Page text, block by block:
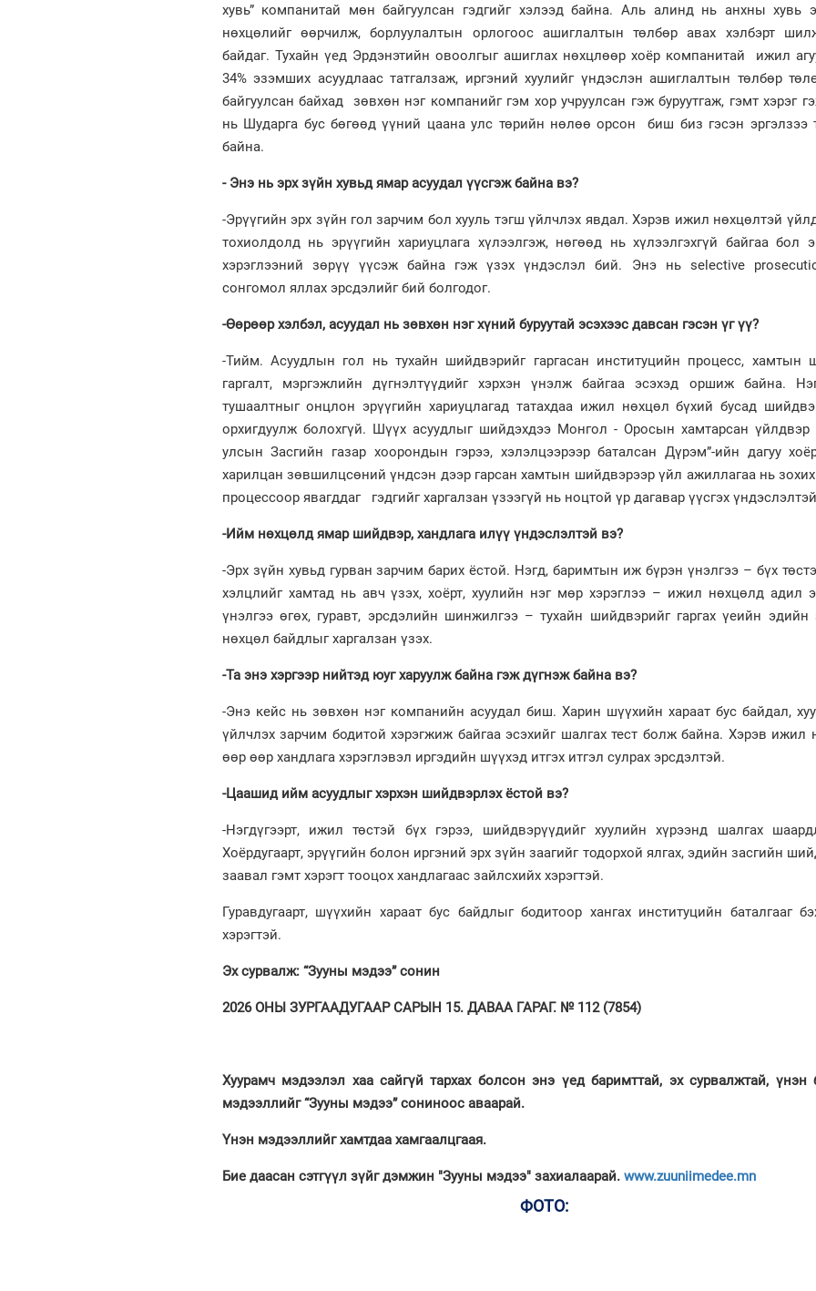
хувь” компанитай мөн байгуулсан гэдгийг хэлээд байна. Аль алинд нь анхны хувь
нөхцөлийг өөрчилж, борлуулалтын орлогоос ашиглалтын төлбөр авах хэлбэрт
байдаг. Тухайн үед Эрдэнэтийн овоолгыг ашиглах нөхцлөөр хоёр компанитай ижил
34% эзэмших асуудлаас татгалзаж, иргэний хуулийг үндэслэн ашиглалтын төлбөр
байгуулсан байхад зөвхөн нэг компанийг гэм хор учруулсан гэж буруутгаж, гэмт хэрэг
нь Шударга бус бөгөөд үүний цаана улс төрийн нөлөө орсон биш биз гэсэн эргэлзээ
байна.
- Энэ нь эрх зүйн хувьд ямар асуудал үүсгэж байна вэ?
-Эрүүгийн эрх зүйн гол зарчим бол хууль тэгш үйлчлэх явдал. Хэрэв ижил нөхцөлтэй
тохиолдолд нь эрүүгийн хариуцлага хүлээлгэж, нөгөөд нь хүлээлгэхгүй байгаа бол
хэрэглээний зөрүү үүсэж байна гэж үзэх үндэслэл бий. Энэ нь selective
сонгомол яллах эрсдэлийг бий болгодог.
-Өөрөөр хэлбэл, асуудал нь зөвхөн нэг хүний буруутай эсэхээс давсан гэсэн үг үү?
-Тийм. Асуудлын гол нь тухайн шийдвэрийг гаргасан институцийн процесс, хамтын
гаргалт, мэргэжлийн дүгнэлтүүдийг хэрхэн үнэлж байгаа эсэхэд оршиж байна.
тушаалтныг онцлон эрүүгийн хариуцлагад татахдаа ижил нөхцөл бүхий бусад
орхигдуулж болохгүй. Шүүх асуудлыг шийдэхдээ Монгол - Оросын хамтарсан үйлдвэр
улсын Засгийн газар хоорондын гэрээ, хэлэлцээрээр баталсан Дүрэм”-ийн дагуу
харилцан зөвшилцсөний үндсэн дээр гарсан хамтын шийдвэрээр үйл ажиллагаа нь
процессоор явагддаг гэдгийг харгалзан үзээгүй нь ноцтой үр дагавар үүсгэх
-Ийм нөхцөлд ямар шийдвэр, хандлага илүү үндэслэлтэй вэ?
-Эрх зүйн хувьд гурван зарчим барих ёстой. Нэгд, баримтын иж бүрэн үнэлгээ – бүх
хэлцлийг хамтад нь авч үзэх, хоёрт, хуулийн нэг мөр хэрэглээ – ижил нөхцөлд адил
үнэлгээ өгөх, гуравт, эрсдэлийн шинжилгээ – тухайн шийдвэрийг гаргах үеийн эдийн
нөхцөл байдлыг харгалзан үзэх.
-Та энэ хэргээр нийтэд юуг харуулж байна гэж дүгнэж байна вэ?
-Энэ кейс нь зөвхөн нэг компанийн асуудал биш. Харин шүүхийн хараат бус байдал,
үйлчлэх зарчим бодитой хэрэгжиж байгаа эсэхийг шалгах тест болж байна. Хэрэв ижил
өөр өөр хандлага хэрэглэвэл иргэдийн шүүхэд итгэх итгэл сулрах эрсдэлтэй.
-Цаашид ийм асуудлыг хэрхэн шийдвэрлэх ёстой вэ?
-Нэгдүгээрт, ижил төстэй бүх гэрээ, шийдвэрүүдийг хуулийн хүрээнд шалгах
Хоёрдугаарт, эрүүгийн болон иргэний эрх зүйн заагийг тодорхой ялгах, эдийн засгийн
заавал гэмт хэрэгт тооцох хандлагаас зайлсхийх хэрэгтэй.
Гуравдугаарт, шүүхийн хараат бус байдлыг бодитоор хангах институцийн баталгааг
хэрэгтэй.
Эх сурвалж: “Зууны мэдээ” сонин
2026 ОНЫ ЗУРГААДУГААР САРЫН 15. ДАВАА ГАРАГ. № 112 (7854)
Хуурамч мэдээлэл хаа сайгүй тархах болсон энэ үед баримттай, эх сурвалжтай, үнэн
мэдээллийг “Зууны мэдээ” сониноос аваарай.
Үнэн мэдээллийг хамтдаа хамгаалцгаая.
Бие даасан сэтгүүл зүйг дэмжин "Зууны мэдээ" захиалаарай. www.zuuniimedee.mn
ФОТО: